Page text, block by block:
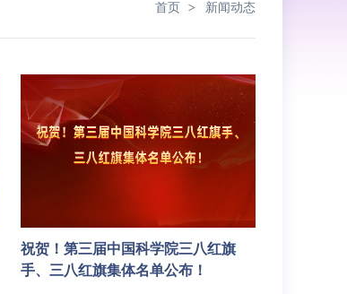
首页 新闻动态
祝贺！第三届中国科学院三八红旗
手、三八红旗集体名单公布！